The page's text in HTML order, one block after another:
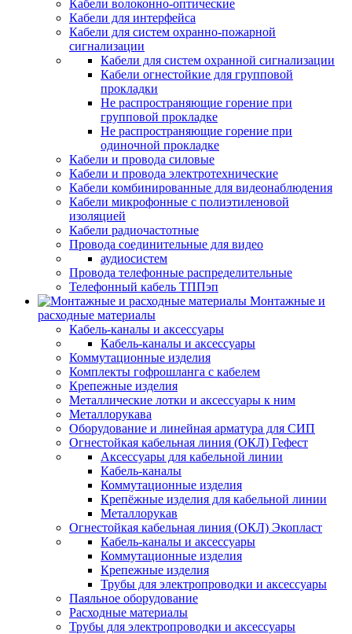
Кабели волоконно-оптические
Кабели для интерфейса
Кабели для систем охранно-пожарной
сигнализации
Кабели для систем охранной сигнализации
Кабели огнестойкие для групповой
прокладки
Не распространяющие горение при
групповой прокладке
Не распространяющие горение при
одиночной прокладке
Кабели и провода силовые
Кабели и провода электротехнические
Кабели комбинированные для видеонаблюдения
Кабели микрофонные с полиэтиленовой
изоляцией
Кабели радиочастотные
Провода соединительные для видео
аудиосистем
Провода телефонные распределительные
Телефонный кабель ТППэп
Монтажные и
расходные материалы
Кабель-каналы и аксессуары
Кабель-каналы и аксессуары
Коммутационные изделия
Комплекты гофрошланга с кабелем
Крепежные изделия
Металлические лотки и аксессуары к ним
Металлорукава
Оборудование и линейная арматура для СИП
Огнестойкая кабельная линия (ОКЛ) Гефест
Аксессуары для кабельной линии
Кабель-каналы
Коммутационные изделия
Крепёжные изделия для кабельной линии
Металлорукав
Огнестойкая кабельная линия (ОКЛ) Экопласт
Кабель-каналы и аксессуары
Коммутационные изделия
Крепежные изделия
Трубы для электропроводки и аксессуары
Паяльное оборудование
Расходные материалы
Трубы для электропроводки и аксессуары